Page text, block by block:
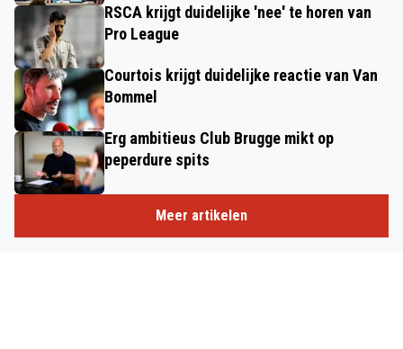
RSCA krijgt duidelijke 'nee' te horen van
Pro League
Courtois krijgt duidelijke reactie van Van
Bommel
Erg ambitieus Club Brugge mikt op
peperdure spits
Meer artikelen